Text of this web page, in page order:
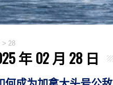
> 28
年 02 月 28 日